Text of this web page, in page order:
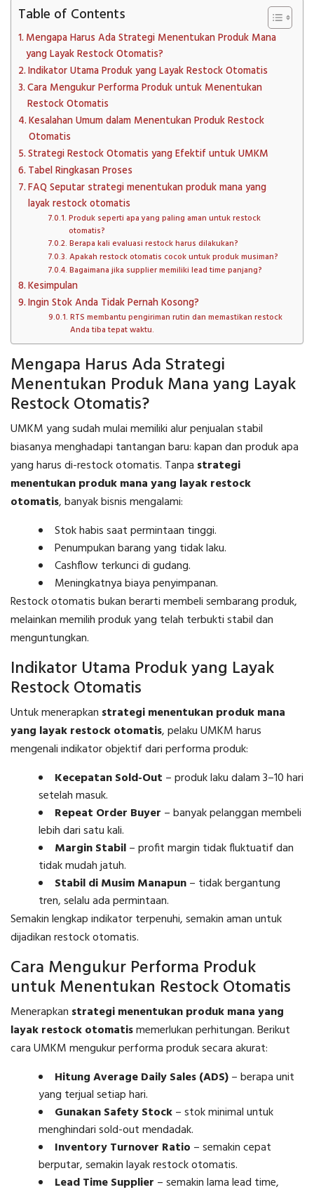
Table of Contents
Mengapa Harus Ada Strategi Menentukan Produk Mana
yang Layak Restock Otomatis?
Indikator Utama Produk yang Layak Restock Otomatis
Cara Mengukur Performa Produk untuk Menentukan
Restock Otomatis
Kesalahan Umum dalam Menentukan Produk Restock
Otomatis
Strategi Restock Otomatis yang Efektif untuk UMKM
Tabel Ringkasan Proses
FAQ Seputar strategi menentukan produk mana yang
layak restock otomatis
Produk seperti apa yang paling aman untuk restock
otomatis?
Berapa kali evaluasi restock harus dilakukan?
Apakah restock otomatis cocok untuk produk musiman?
Bagaimana jika supplier memiliki lead time panjang?
Kesimpulan
Ingin Stok Anda Tidak Pernah Kosong?
RTS membantu pengiriman rutin dan memastikan restock
Anda tiba tepat waktu.
Mengapa Harus Ada Strategi
Menentukan Produk Mana yang Layak
Restock Otomatis?
UMKM yang sudah mulai memiliki alur penjualan stabil
biasanya menghadapi tantangan baru: kapan dan produk apa
yang harus di-restock otomatis. Tanpa strategi
menentukan produk mana yang layak restock
otomatis, banyak bisnis mengalami:
Stok habis saat permintaan tinggi.
Penumpukan barang yang tidak laku.
Cashflow terkunci di gudang.
Meningkatnya biaya penyimpanan.
Restock otomatis bukan berarti membeli sembarang produk,
melainkan memilih produk yang telah terbukti stabil dan
menguntungkan.
Indikator Utama Produk yang Layak
Restock Otomatis
Untuk menerapkan strategi menentukan produk mana
yang layak restock otomatis, pelaku UMKM harus
mengenali indikator objektif dari performa produk:
Kecepatan Sold-Out – produk laku dalam 3–10 hari
setelah masuk.
Repeat Order Buyer – banyak pelanggan membeli
lebih dari satu kali.
Margin Stabil– profit margin tidak fluktuatif dan
tidak mudah jatuh.
Stabil di Musim Manapun– tidak bergantung
tren, selalu ada permintaan.
Semakin lengkap indikator terpenuhi, semakin aman untuk
dijadikan restock otomatis.
Cara Mengukur Performa Produk
untuk Menentukan Restock Otomatis
Menerapkan strategi menentukan produk mana yang
layak restock otomatismemerlukan perhitungan. Berikut
cara UMKM mengukur performa produk secara akurat:
Hitung Average Daily Sales (ADS)– berapa unit
yang terjual setiap hari.
Gunakan Safety Stock– stok minimal untuk
menghindari sold-out mendadak.
Inventory Turnover Ratio – semakin cepat
berputar, semakin layak restock otomatis.
Lead Time Supplier – semakin lama lead time,